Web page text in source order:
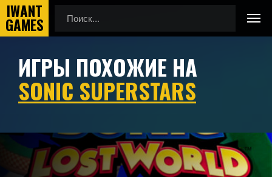
Главная
Игры похожие на Sonic Superstars
ИГРЫ ПОХОЖИЕ НА
SONIC SUPERSTARS
Подборка игр, похожих на Sonic Superstars по геймплею,